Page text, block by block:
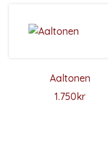
Aaltonen
1.750kr
Den här produkten